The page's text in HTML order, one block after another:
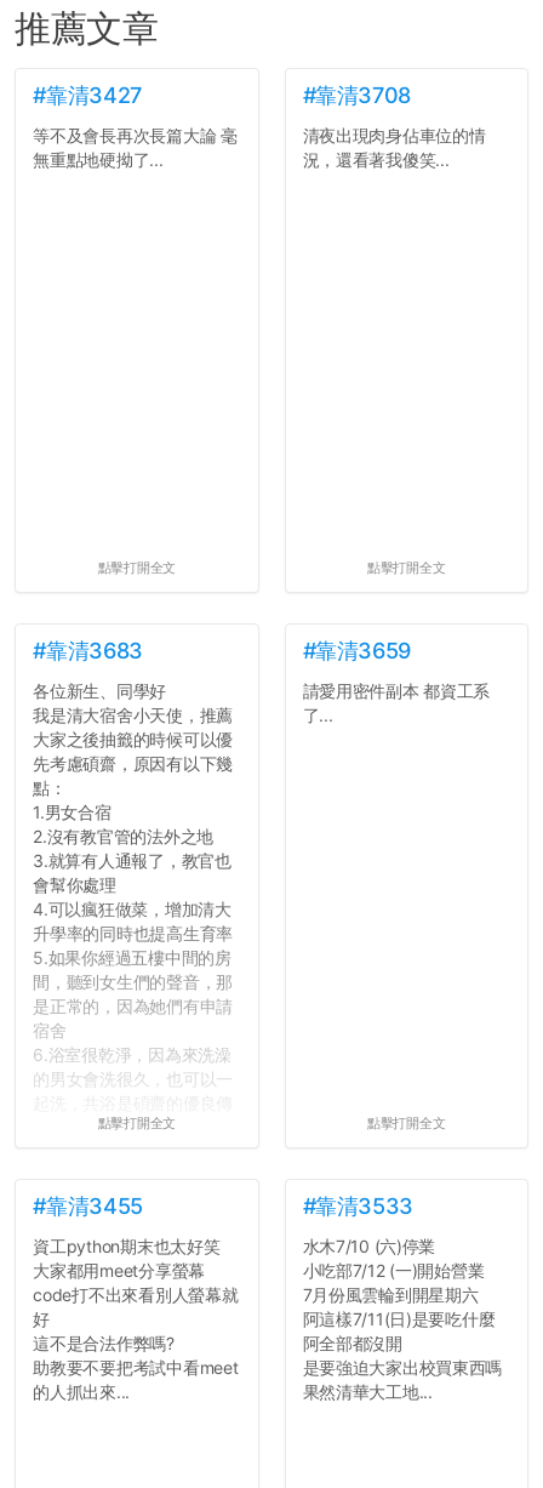
推薦文章
#靠清3427
等不及會長再次長篇大論 毫
無重點地硬拗了...
點擊打開全文
#靠清3708
清夜出現肉身佔車位的情
況，還看著我傻笑...
點擊打開全文
#靠清3683
各位新生、同學好
我是清大宿舍小天使，推薦
大家之後抽籤的時候可以優
先考慮碩齋，原因有以下幾
點：
1.男女合宿
2.沒有教官管的法外之地
3.就算有人通報了，教官也
會幫你處理
4.可以瘋狂做菜，增加清大
升學率的同時也提高生育率
5.如果你經過五樓中間的房
間，聽到女生們的聲音，那
是正常的，因為她們有申請
宿舍
6.浴室很乾淨，因為來洗澡
的男女會洗很久，也可以一
舍房間，都歡迎留言讓我知
道...
點擊打開全文
#靠清3659
請愛用密件副本 都資工系
了...
點擊打開全文
#靠清3455
資工python期末也太好笑
大家都用meet分享螢幕
code打不出來看別人螢幕就
好
這不是合法作弊嗎?
助教要不要把考試中看meet
的人抓出來...
#靠清3533
水木7/10 (六)停業
小吃部7/12 (一)開始營業
7月份風雲輪到開星期六
阿這樣7/11(日)是要吃什麼
阿全部都沒開
是要強迫大家出校買東西嗎
果然清華大工地...